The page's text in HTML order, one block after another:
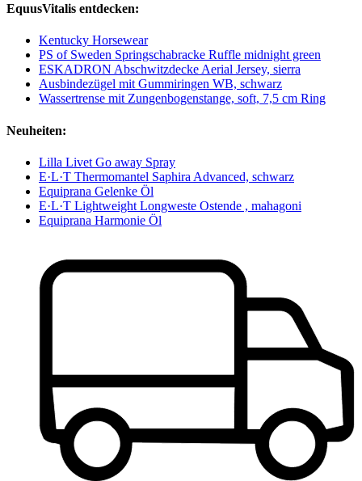
EquusVitalis entdecken:
Kentucky Horsewear
PS of Sweden Springschabracke Ruffle midnight green
ESKADRON Abschwitzdecke Aerial Jersey, sierra
Ausbindezügel mit Gummiringen WB, schwarz
Wassertrense mit Zungenbogenstange, soft, 7,5 cm Ring
Neuheiten:
Lilla Livet Go away Spray
E·L·T Thermomantel Saphira Advanced, schwarz
Equiprana Gelenke Öl
E·L·T Lightweight Longweste Ostende , mahagoni
Equiprana Harmonie Öl